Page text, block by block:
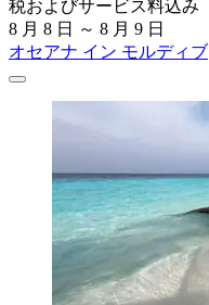
税およびサービス料込み
8 月 8 日 ～ 8 月 9 日
オセアナ イン モルディブ